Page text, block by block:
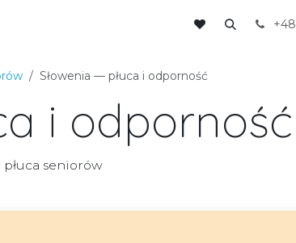
+48
Słowenia — płuca i odporność
i odporność
seniorów